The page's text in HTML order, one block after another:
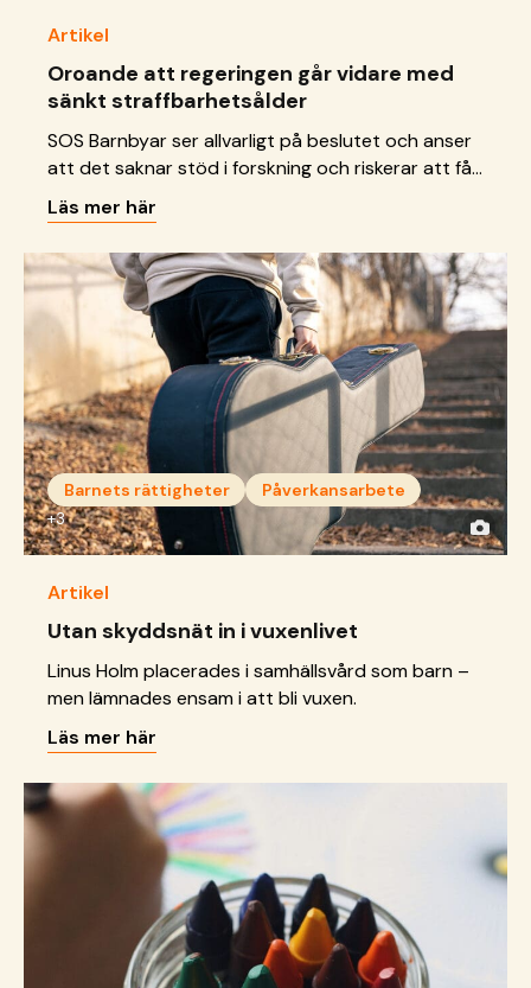
Artikel
Oroande att regeringen går vidare med
sänkt straffbarhetsålder
SOS Barnbyar ser allvarligt på beslutet och anser
att det saknar stöd i forskning och riskerar att få
allvarliga konsekvenser för barn.
Läs mer här
Barnets rättigheter
Påverkansarbete
+3
Artikel
Utan skyddsnät in i vuxenlivet
Linus Holm placerades i samhällsvård som barn –
men lämnades ensam i att bli vuxen.
Läs mer här